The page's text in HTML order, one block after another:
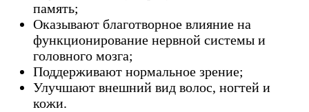
память;
Оказывают благотворное влияние на
функционирование нервной системы и
головного мозга;
Поддерживают нормальное зрение;
Улучшают внешний вид волос, ногтей и
кожи.